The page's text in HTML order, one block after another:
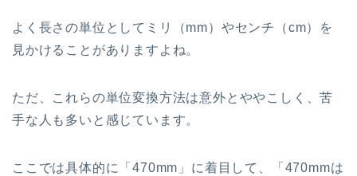
よく長さの単位としてミリ（mm）やセンチ（cm）を
見かけることがありますよね。
ただ、これらの単位変換方法は意外とややこしく、苦
手な人も多いと感じています。
ここでは具体的に「470mm」に着目して、「470mmは